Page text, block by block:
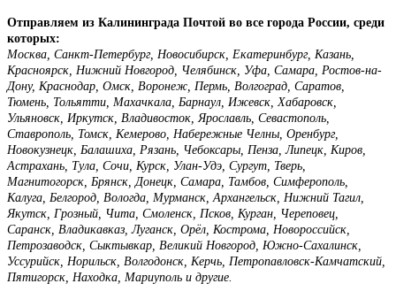
Отправляем из Калининграда Почтой во все города России, среди
которых:
Москва, Санкт-Петербург, Новосибирск, Екатеринбург, Казань,
Красноярск, Нижний Новгород, Челябинск, Уфа, Самара, Ростов-на-
Дону, Краснодар, Омск, Воронеж, Пермь, Волгоград, Саратов,
Тюмень, Тольятти, Махачкала, Барнаул, Ижевск, Хабаровск,
Ульяновск, Иркутск, Владивосток, Ярославль, Севастополь,
Ставрополь, Томск, Кемерово, Набережные Челны, Оренбург,
Новокузнецк, Балашиха, Рязань, Чебоксары, Пенза, Липецк, Киров,
Астрахань, Тула, Сочи, Курск, Улан-Удэ, Сургут, Тверь,
Магнитогорск, Брянск, Донецк, Самара, Тамбов, Симферополь,
Калуга, Белгород, Вологда, Мурманск, Архангельск, Нижний Тагил,
Якутск, Грозный, Чита, Смоленск, Псков, Курган, Череповец,
Саранск, Владикавказ, Луганск, Орёл, Кострома, Новороссийск,
Петрозаводск, Сыктывкар, Великий Новгород, Южно-Сахалинск,
Уссурийск, Норильск, Волгодонск, Керчь, Петропавловск-Камчатский,
Пятигорск, Находка, Мариуполь и другие.